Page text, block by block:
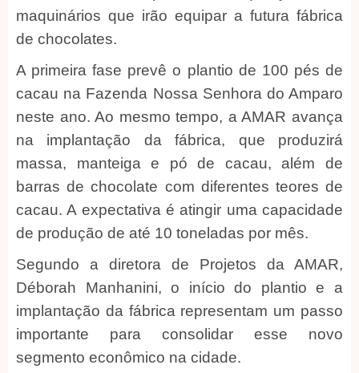
maquinários que irão equipar a futura fábrica
de chocolates.
A primeira fase prevê o plantio de 100 pés de
cacau na Fazenda Nossa Senhora do Amparo
neste ano. Ao mesmo tempo, a AMAR avança
na implantação da fábrica, que produzirá
massa, manteiga e pó de cacau, além de
barras de chocolate com diferentes teores de
cacau. A expectativa é atingir uma capacidade
de produção de até 10 toneladas por mês.
Segundo a diretora de Projetos da AMAR,
Déborah Manhanini, o início do plantio e a
implantação da fábrica representam um passo
importante para consolidar esse novo
segmento econômico na cidade.